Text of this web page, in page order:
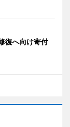
復へ向け寄付